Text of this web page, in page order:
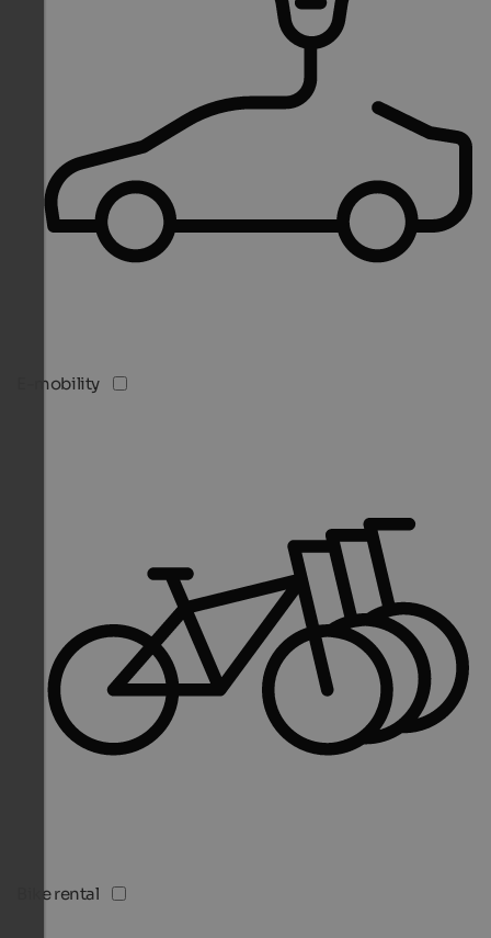
E-mobility
Bike rental